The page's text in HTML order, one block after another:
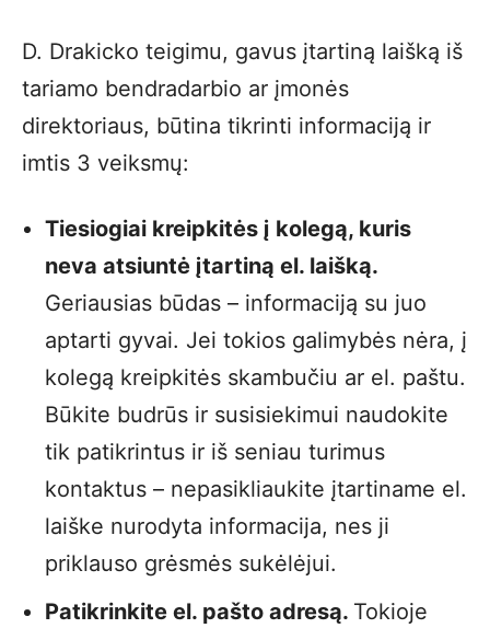
D. Drakicko teigimu, gavus įtartiną laišką iš
tariamo bendradarbio ar įmonės
direktoriaus, būtina tikrinti informaciją ir
imtis 3 veiksmų:
Tiesiogiai kreipkitės į kolegą, kuris
neva atsiuntė įtartiną el. laišką.
Geriausias būdas – informaciją su juo
aptarti gyvai. Jei tokios galimybės nėra, į
kolegą kreipkitės skambučiu ar el. paštu.
Būkite budrūs ir susisiekimui naudokite
tik patikrintus ir iš seniau turimus
kontaktus – nepasikliaukite įtartiname el.
laiške nurodyta informacija, nes ji
priklauso grėsmės sukėlėjui.
Patikrinkite el. pašto adresą. Tokioje